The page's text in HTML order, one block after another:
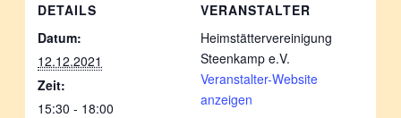
DETAILS
Datum:
12.12.2021
Zeit:
15:30 - 18:00
VERANSTALTER
Heimstättervereinigung
Steenkamp e.V.
Veranstalter-Website
anzeigen